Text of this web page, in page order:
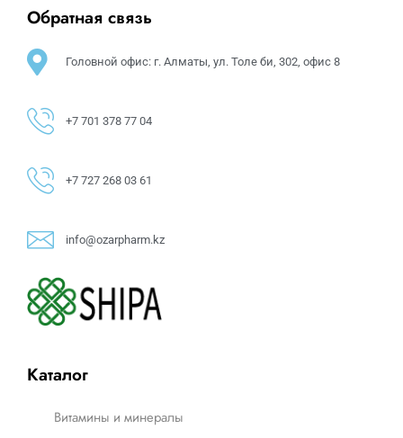
Обратная связь
Головной офис: г. Алматы, ул. Толе би, 302, офис 8
+7 701 378 77 04
+7 727 268 03 61
info@ozarpharm.kz
Каталог
Витамины и минералы